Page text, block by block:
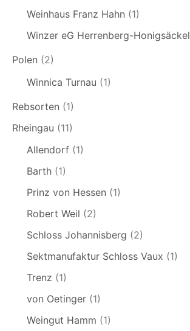
Weinhaus Franz Hahn (1)
Winzer eG Herrenberg-Honigsäckel
Polen (2)
Winnica Turnau (1)
Rebsorten (1)
Rheingau (11)
Allendorf (1)
Barth (1)
Prinz von Hessen (1)
Robert Weil (2)
Schloss Johannisberg (2)
Sektmanufaktur Schloss Vaux (1)
Trenz (1)
von Oetinger (1)
Weingut Hamm (1)